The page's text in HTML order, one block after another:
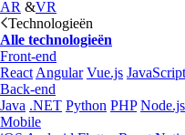
AR &VR
Technologieën
Alle technologieën
Front-end
React Angular Vue.js JavaScript
Back-end
Java .NET Python PHP Node.js
Mobile